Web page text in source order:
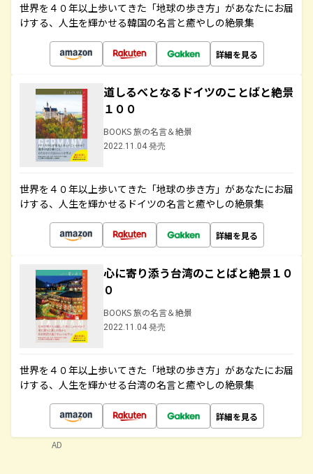
世界を４０年以上歩いてきた「地球の歩き方」があなたにお届
けする、人生を輝かせる韓国の名言と癒やしの絶景集
詳細を見る
道しるべとなるドイツのことばと絶景
１００
BOOKS 旅の名言＆絶景
2022.11.04 発売
世界を４０年以上歩いてきた「地球の歩き方」があなたにお届
けする、人生を輝かせるドイツの名言と癒やしの絶景集
詳細を見る
心に寄り添う台湾のことばと絶景１０
０
BOOKS 旅の名言＆絶景
2022.11.04 発売
世界を４０年以上歩いてきた「地球の歩き方」があなたにお届
けする、人生を輝かせる台湾の名言と癒やしの絶景集
詳細を見る
AD